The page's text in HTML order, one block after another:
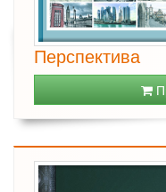
Перспектива